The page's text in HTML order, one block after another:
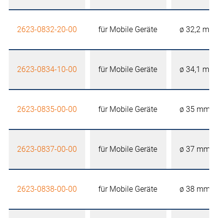
2623-0832-20-00 für Mobile Geräte ø 32,2 mm
2623-0834-10-00 für Mobile Geräte ø 34,1 mm
2623-0835-00-00 für Mobile Geräte ø 35 mm
2623-0837-00-00 für Mobile Geräte ø 37 mm
2623-0838-00-00 für Mobile Geräte ø 38 mm